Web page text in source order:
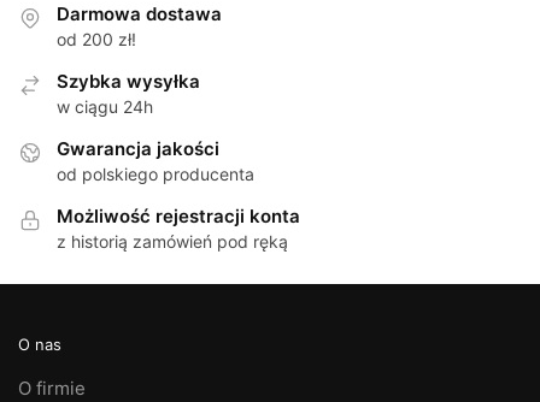
Darmowa dostawa
od 200 zł!
Szybka wysyłka
w ciągu 24h
Gwarancja jakości
od polskiego producenta
Możliwość rejestracji konta
z historią zamówień pod ręką
O nas
O firmie